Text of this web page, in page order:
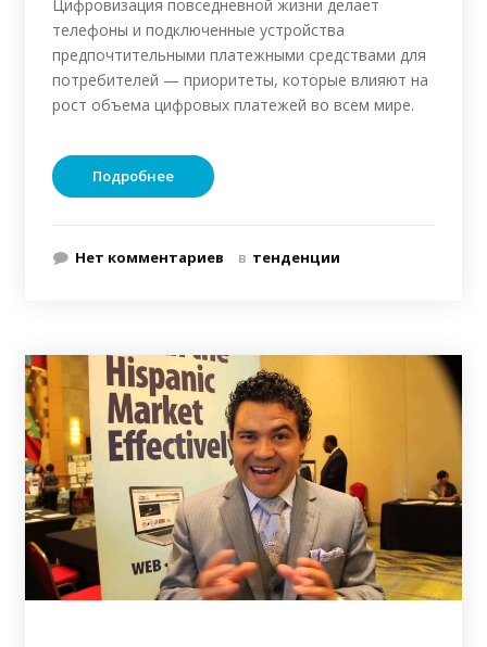
Цифровизация повседневной жизни делает
телефоны и подключенные устройства
предпочтительными платежными средствами для
потребителей — приоритеты, которые влияют на
рост объема цифровых платежей во всем мире.
Подробнее
Нет комментариев в тенденции